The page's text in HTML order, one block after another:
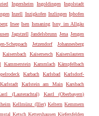
Ingersheim Ingoldingen Ingolstadt
Inzell Inzigkofen Inzlingen Iphofen
Irsee Isen Ismaning Isny im Allgäu
Jagstzell Jandelsbrunn Jena Jengen
Scheppach Jetzendorf
Johannesberg
Kaisersbach Kaisersesch
Kaiserslautern
Kammerstein Kammlach Kämpfelbach
Karbach Karlsbad
Karlsdorf-
Karlstadt Karlstein am Main
Karsbach
(Lauterachtal)
Kastl (Oberbayern)
Kellmünz (Iller) Keltern Kemmern
Ketsch Kettershausen Kiefersfelden